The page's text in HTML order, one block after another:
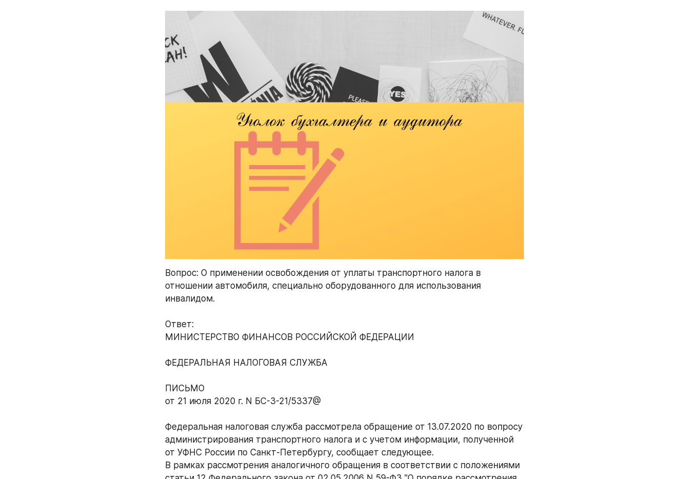
Вопрос: О применении освобождения от уплаты транспортного налога в
отношении автомобиля, специально оборудованного для использования
инвалидом.
Ответ:
МИНИСТЕРСТВО ФИНАНСОВ РОССИЙСКОЙ ФЕДЕРАЦИИ
ФЕДЕРАЛЬНАЯ НАЛОГОВАЯ СЛУЖБА
ПИСЬМО
от 21 июля 2020 г. N БС-3-21/5337@
Федеральная налоговая служба рассмотрела обращение от 13.07.2020 по вопросу
администрирования транспортного налога и с учетом информации, полученной
от УФНС России по Санкт-Петербургу, сообщает следующее.
В рамках рассмотрения аналогичного обращения в соответствии с положениями